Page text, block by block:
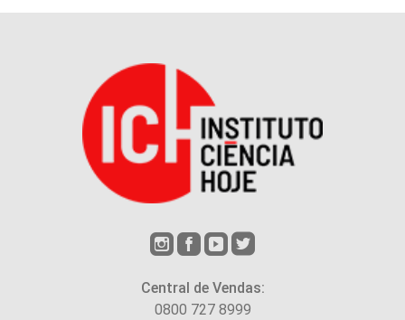
Central de Vendas:
0800 727 8999